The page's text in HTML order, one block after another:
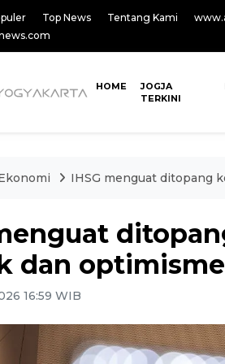
Top News Tentang Kami
HOME
JOGJA
TERKINI
IHSG menguat ditopang
dan
16:59 WIB